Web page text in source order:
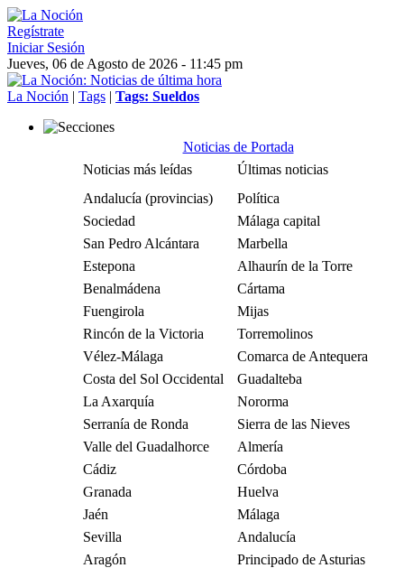
Regístrate
Iniciar Sesión
Jueves, 06 de Agosto de 2026 - 11:45 pm
La Noción | Tags | Tags: Sueldos
Noticias de Portada
Noticias más leídas
Últimas noticias
Andalucía (provincias)
Política
Sociedad
Málaga capital
San Pedro Alcántara
Marbella
Estepona
Alhaurín de la Torre
Benalmádena
Cártama
Fuengirola
Mijas
Rincón de la Victoria
Torremolinos
Vélez-Málaga
Comarca de Antequera
Costa del Sol Occidental
Guadalteba
La Axarquía
Nororma
Serranía de Ronda
Sierra de las Nieves
Valle del Guadalhorce
Almería
Cádiz
Córdoba
Granada
Huelva
Jaén
Málaga
Sevilla
Andalucía
Aragón
Principado de Asturias